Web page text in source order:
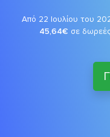
Από 22 Ιουλίου του
45,64€ σε δωρεές